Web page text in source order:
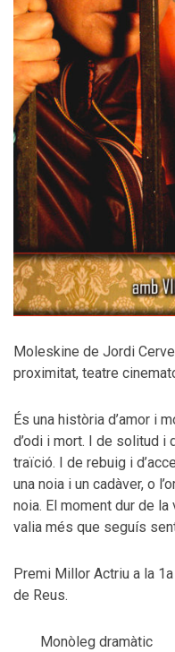
Moleskine de Jordi
proximitat, teatre
És una història d’amor i
d’odi i mort. I de solitud i
traïció. I de rebuig i
una noia i un cadàver, o
noia. El moment dur de
valia més que seguís
Premi Millor Actriu a la
de Reus.
Monòleg dramàtic